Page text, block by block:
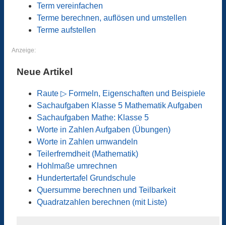
Term vereinfachen
Terme berechnen, auflösen und umstellen
Terme aufstellen
Anzeige:
Neue Artikel
Raute ▷ Formeln, Eigenschaften und Beispiele
Sachaufgaben Klasse 5 Mathematik Aufgaben
Sachaufgaben Mathe: Klasse 5
Worte in Zahlen Aufgaben (Übungen)
Worte in Zahlen umwandeln
Teilerfremdheit (Mathematik)
Hohlmaße umrechnen
Hundertertafel Grundschule
Quersumme berechnen und Teilbarkeit
Quadratzahlen berechnen (mit Liste)